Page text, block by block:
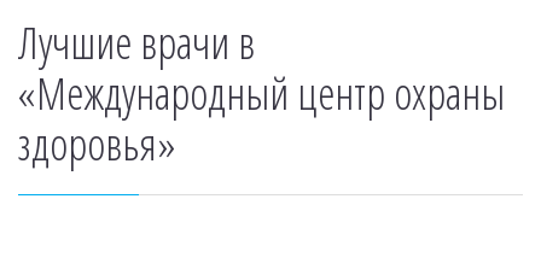
Лучшие врачи в
«Международный центр охраны
здоровья»